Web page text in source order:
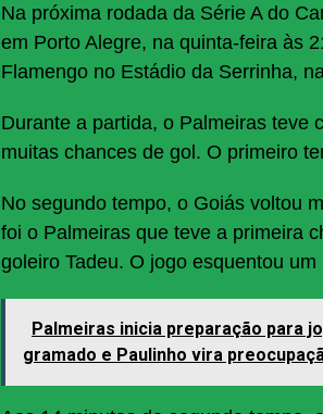
Na próxima rodada da Série A do
em Porto Alegre, na quinta-feira às
Flamengo no Estádio da Serrinha,
Durante a partida, o Palmeiras teve
muitas chances de gol. O primeiro
No segundo tempo, o Goiás voltou
foi o Palmeiras que teve a primeira
goleiro Tadeu. O jogo esquentou
Palmeiras inicia preparação para
gramado e Paulinho vira